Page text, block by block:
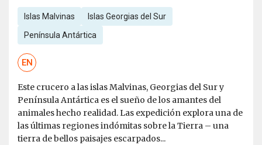
Islas Malvinas Islas Georgias del Sur
Península Antártica
EN
Este crucero a las islas Malvinas, Georgias del Sur y
Península Antártica es el sueño de los amantes del
animales hecho realidad. Las expedición explora una de
las últimas regiones indómitas sobre la Tierra – una
tierra de bellos paisajes escarpados...